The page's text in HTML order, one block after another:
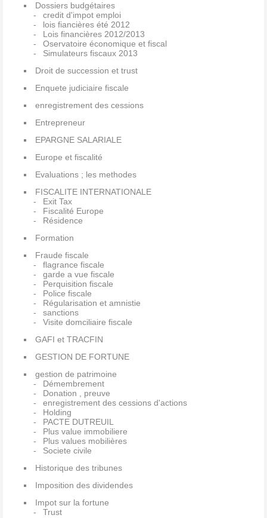
Dossiers budgétaires
credit d'impot emploi
lois fiancières été 2012
Lois financières 2012/2013
Oservatoire économique et fiscal
Simulateurs fiscaux 2013
Droit de succession et trust
Enquete judiciaire fiscale
enregistrement des cessions
Entrepreneur
EPARGNE SALARIALE
Europe et fiscalité
Evaluations ; les methodes
FISCALITE INTERNATIONALE
Exit Tax
Fiscalité Europe
Résidence
Formation
Fraude fiscale
flagrance fiscale
garde a vue fiscale
Perquisition fiscale
Police fiscale
Régularisation et amnistie
sanctions
Visite domciliaire fiscale
GAFI et TRACFIN
GESTION DE FORTUNE
gestion de patrimoine
Démembrement
Donation , preuve
enregistrement des cessions d'actions
Holding
PACTE DUTREUIL
Plus value immobiliere
Plus values mobilières
Societe civile
Historique des tribunes
Imposition des dividendes
Impot sur la fortune
Trust